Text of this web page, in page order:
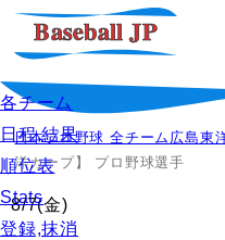
各チーム
日程,結果
順位表
Stats
登録,抹消
日本プロ野球 全チーム 広島東
洋カープ】 プロ野球選手
8/7(金)